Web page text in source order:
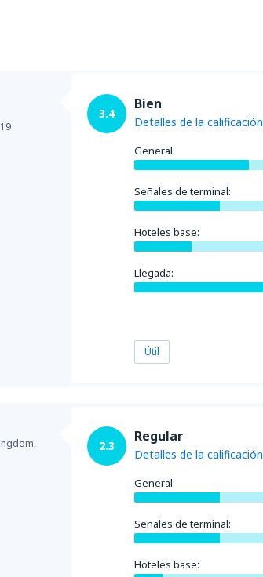
3.4
Bien
Detalles de la calificación
General:
Señales de terminal:
Hoteles base:
Llegada:
Útil
2.3
Regular
Detalles de la calificación
General:
Señales de terminal:
Hoteles base: